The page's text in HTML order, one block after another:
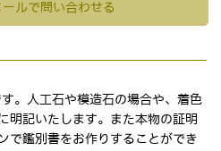
ルで問い合わせる
。人工石や模造石の場合や、着色
明記いたします。また本物の証明
で鑑別書をお作りすることができ